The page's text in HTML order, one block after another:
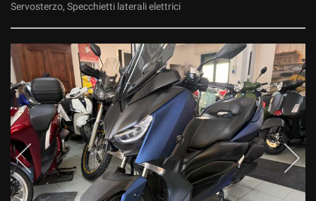
Servosterzo, Specchietti laterali elettrici